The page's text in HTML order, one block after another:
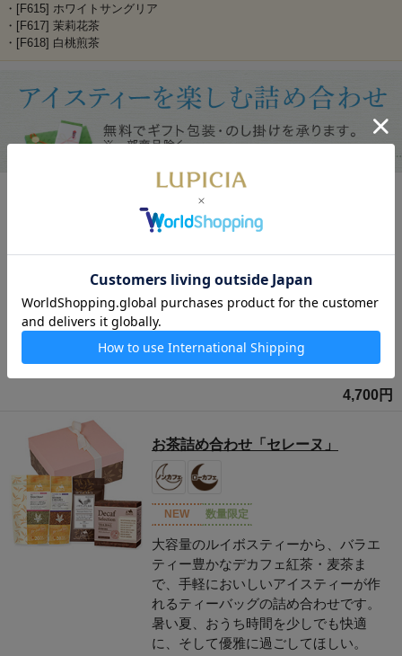
・[F615] ホワイトサングリア
・[F617] 茉莉花茶
・[F618] 白桃煎茶
冷茶におすすめのお茶3種「風鈴」
夏にぴったりの贈りもの。
冷茶におすすめの日本茶「極上冷茶 知
覧 あさつゆ」と、もぎたての白桃の華
やかな香りをまとった紅茶「白桃」、
からだにもうれしい「香ばし黒豆麦
4,700円
お茶詰め合わせ「セレーヌ」
NEW 数量限定
大容量のルイボスティーから、バラエ
ティー豊かなデカフェ紅茶・麦茶ま
で、手軽においしいアイスティーが作
れるティーバッグの詰め合わせです。
暑い夏、おうち時間を少しでも快適
に、そして優雅に過ごしてほしい。